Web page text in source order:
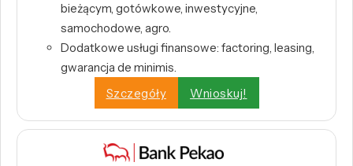
bieżącym, gotówkowe, inwestycyjne,
samochodowe, agro.
Dodatkowe usługi finansowe: factoring, leasing,
gwarancja de minimis.
Szczegóły
Wnioskuj!